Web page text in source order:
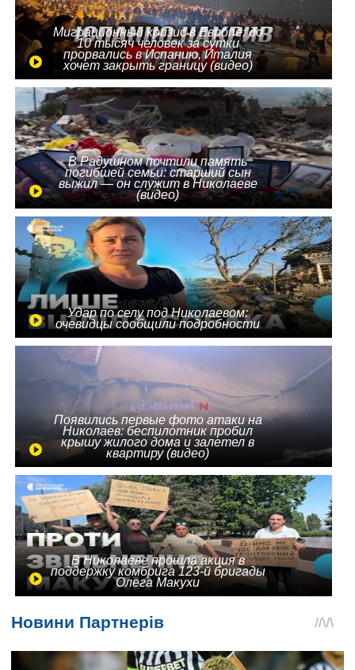
Миграционный кризис в Европе: до
10 тысяч человек за сутки
прорвались в Испанию, Италия
хочет закрыть границу (видео)
В Радушном почтили память
погибшей семьи: старший сын
выжил — он служит в Николаеве
(видео)
Удар по селу под Николаевом:
очевидцы сообщили подробности
Появились первые фото атаки на
Николаев: беспилотник пробил
крышу жилого дома и залетел в
квартиру (видео)
В Николаеве прошла акция в
поддержку комбрига 123-й бригады
Олега Макухи